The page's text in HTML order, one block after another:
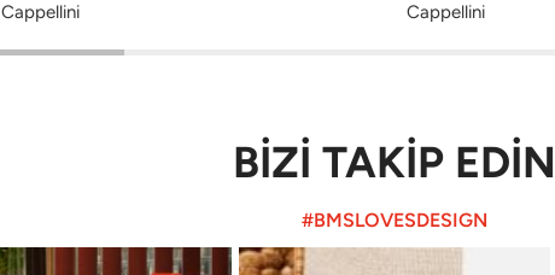
Cappellini Cappellini
BİZİ TAKİP EDİN
#BMSLOVESDESIGN